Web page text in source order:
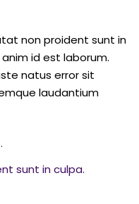
non proident sunt in
id est laborum.
natus error sit
laudantium
sunt in culpa.